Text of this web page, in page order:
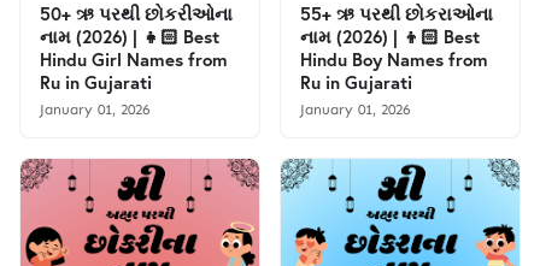
50+ ઋ પરથી છોકરીઓના
નામ (2026) | 👧🏻 Best
Hindu Girl Names from
Ru in Gujarati
January 01, 2026
55+ ઋ પરથી છોકરાઓના
નામ (2026) | 👦🏻 Best
Hindu Boy Names from
Ru in Gujarati
January 01, 2026